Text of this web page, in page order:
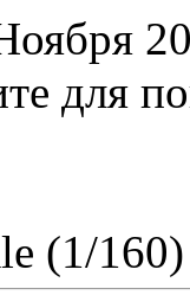
для
(1/